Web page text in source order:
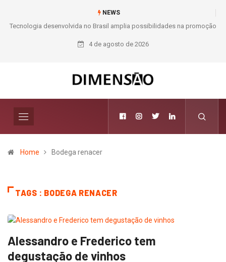
NEWS
Tecnologia desenvolvida no Brasil amplia possibilidades na promoção
da saúde preventiva
4 de agosto de 2026
Home Bodega renacer
TAGS : BODEGA RENACER
Alessandro e Frederico tem
degustação de vinhos